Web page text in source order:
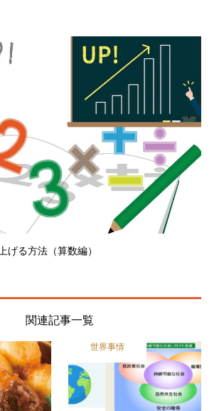
げる方法（算数編）
関連記事一覧
世界事情